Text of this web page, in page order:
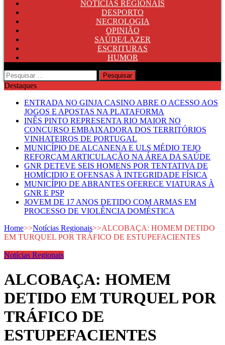
NOTÍCIAS REGIONAIS
DESPORTO
NECROLOGIA
OPINIÃO
SAÚDE/LAZER
ESCRITURAS
HUMOR
Pesquisar
por:
Destaques
ENTRADA NO GINJA CASINO ABRE O ACESSO AOS
JOGOS E APOSTAS NA PLATAFORMA
INÊS PINTO REPRESENTA RIO MAIOR NO
CONCURSO EMBAIXADORA DOS TERRITÓRIOS
VINHATEIROS DE PORTUGAL
MUNICÍPIO DE ALCANENA E ULS MÉDIO TEJO
REFORÇAM ARTICULAÇÃO NA ÁREA DA SAÚDE
GNR DETEVE SEIS HOMENS POR TENTATIVA DE
HOMÍCIDIO E OFENSAS À INTEGRIDADE FÍSICA
MUNICÍPIO DE ABRANTES OFERECE VIATURAS À
GNR E PSP
JOVEM DE 17 ANOS DETIDO COM ARMAS EM
PROCESSO DE VIOLÊNCIA DOMÉSTICA
Home>>Notícias Regionais>>ALCOBAÇA: HOMEM DETIDO
EM TURQUEL POR TRÁFICO DE ESTUPEFACIENTES
Notícias Regionais
ALCOBAÇA: HOMEM
DETIDO EM TURQUEL POR
TRÁFICO DE
ESTUPEFACIENTES